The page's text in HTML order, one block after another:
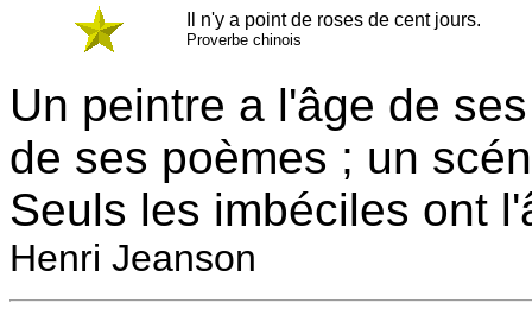
Il n'y a point de roses de cent jours.
Proverbe chinois
Un peintre a l'âge de
de ses poèmes ; un
Seuls les imbéciles ont
Henri Jeanson